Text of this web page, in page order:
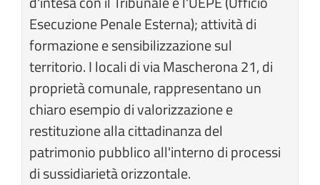
Esecuzione Penale Esterna); attività di
formazione e sensibilizzazione sul
territorio. I locali di via Mascherona 21, di
proprietà comunale, rappresentano un
chiaro esempio di valorizzazione e
restituzione alla cittadinanza del
patrimonio pubblico all'interno di processi
di sussidiarietà orizzontale.